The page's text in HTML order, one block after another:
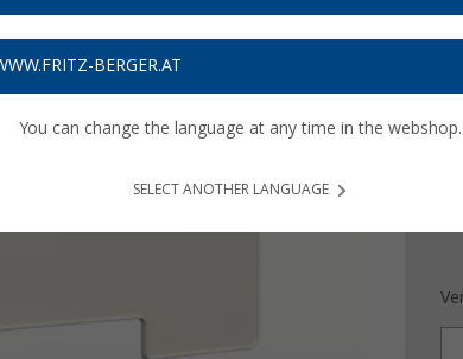
BERGER.AT
You can change the language at any time in the webshop.
SELECT ANOTHER LANGUAGE